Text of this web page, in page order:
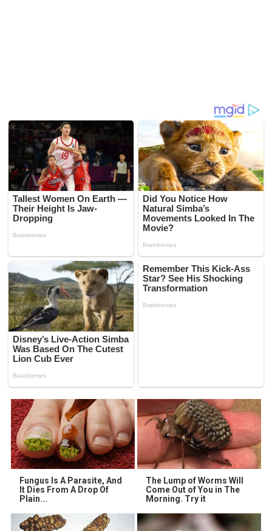
Fungus Is A Parasite, And
It Dies From A Drop Of
Plain...
The Lump of Worms Will
Come Out of You in The
Morning. Try it